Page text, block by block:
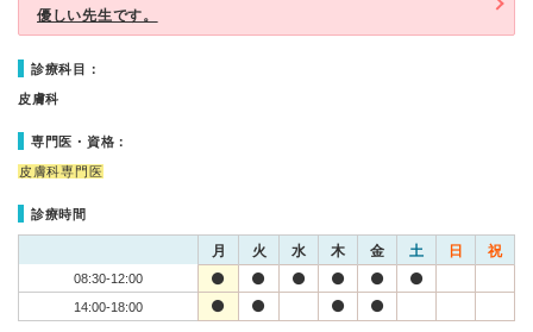
優しい先生です。
診療科目：
皮膚科
専門医・資格：
皮膚科専門医
診療時間
月 火 水 木 金 土 日 祝
08:30-12:00
14:00-18:00